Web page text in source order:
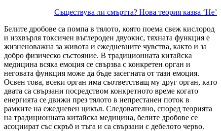
Съществува ли смъртта? Нова теория казва ‘Не’
Белите дробове са помпа в тялото, която поема свеж кислород
и изхвърля токсичен въглероден двуокис, тяхната функция е
жизненоважна за живота и ежедневните чувства, както и за
добро физическо състояние. В традиционната китайска
медицина всяка емоция се свързва с конкретен орган и
неговата функция може да бъде засегната от тази емоция.
Освен това, всеки орган има съответстващ му друг орган, като
двата са свързани посредством конкретното време когато
енергията се движи през тялото в непрестанен поток в
рамките на ежедневен цикъл. Следователно, според теорията
на традиционната китайска медицина, белите дробове се
асоциират със скръб и тъга и са свързани с дебелото черво.